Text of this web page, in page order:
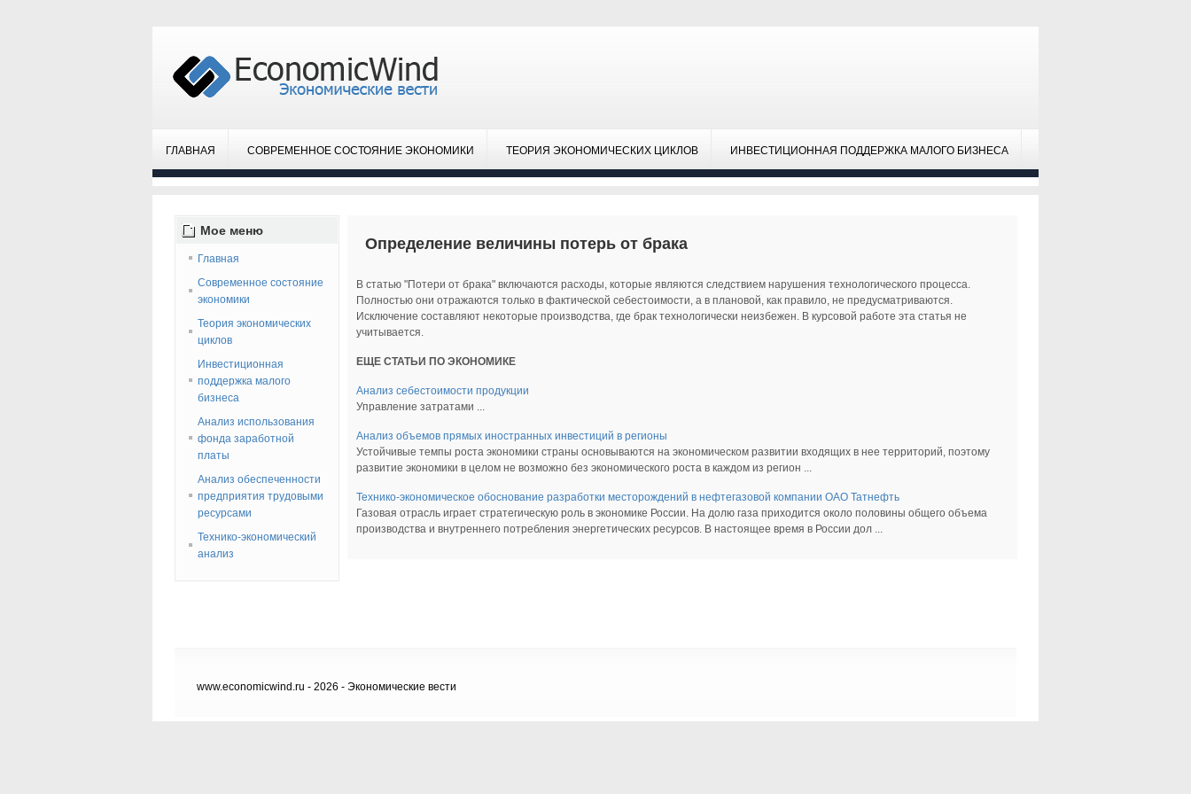
ГЛАВНАЯ СОВРЕМЕННОЕ СОСТОЯНИЕ ЭКОНОМИКИ ТЕОРИЯ ЭКОНОМИЧЕСКИХ ЦИКЛОВ ИНВЕСТИЦИОННАЯ ПОДДЕРЖКА МАЛОГО БИЗНЕСА
Определение величины потерь от брака
В статью "Потери от брака" включаются расходы, которые являются следствием нарушения технологического процесса.
Полностью они отражаются только в фактической себестоимости, а в плановой, как правило, не предусматриваются.
Исключение составляют некоторые производства, где брак технологически неизбежен. В курсовой работе эта статья не
учитывается.
ЕЩЕ СТАТЬИ ПО ЭКОНОМИКЕ
Анализ себестоимости продукции
Управление затратами ...
Анализ объемов прямых иностранных инвестиций в регионы
Устойчивые темпы роста экономики страны основываются на экономическом развитии входящих в нее территорий, поэтому
развитие экономики в целом не возможно без экономического роста в каждом из регион ...
Технико-экономическое обоснование разработки месторождений в нефтегазовой компании ОАО Татнефть
Газовая отрасль играет стратегическую роль в экономике России. На долю газа приходится около половины общего объема
производства и внутреннего потребления энергетических ресурсов. В настоящее время в России дол ...
Мое меню
Главная
Современное состояние
экономики
Теория экономических
циклов
Инвестиционная
поддержка малого
бизнеса
Анализ использования
фонда заработной
платы
Анализ обеспеченности
предприятия трудовыми
ресурсами
Технико-экономический
анализ
www.economicwind.ru - 2026 - Экономические вести